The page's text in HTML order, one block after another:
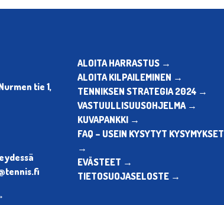
tie 1,
ALOITA HARRASTUS →
ALOITA KILPAILEMINEN →
TENNIKSEN STRATEGIA 2024 →
VASTUULLISUUSOHJELMA →
KUVAPANKKI →
FAQ – USEIN KYSYTYT KYSYMYKSET
→
EVÄSTEET →
TIETOSUOJASELOSTE →